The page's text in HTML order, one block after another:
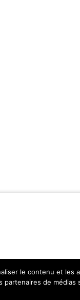
le contenu et les
de